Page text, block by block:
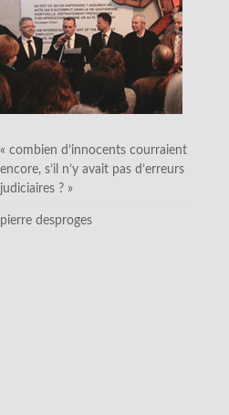
« combien d’innocents courraient
encore, s’il n’y avait pas d’erreurs
judiciaires ? »
pierre desproges